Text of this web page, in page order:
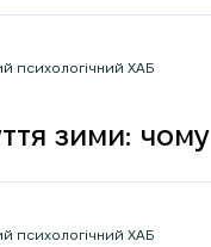
зими:
психологічний ХАБ
психологічний ХАБ